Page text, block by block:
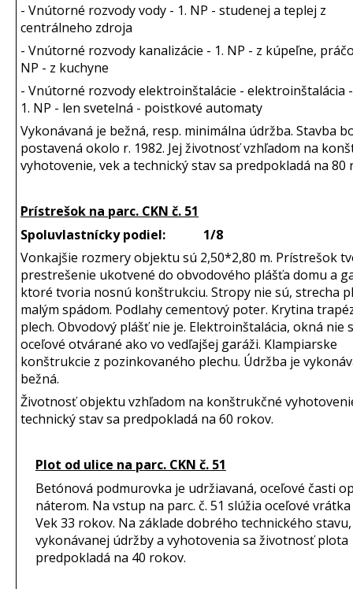
- Vnútorné rozvody vody - 1. NP - studenej a teplej z
centrálneho zdroja
- Vnútorné rozvody kanalizácie - 1. NP - z kúpeľne,
NP - z kuchyne
- Vnútorné rozvody elektroinštalácie - elektroinštalácia -
1. NP - len svetelná - poistkové automaty
Vykonávaná je bežná, resp. minimálna údržba. Stavba
postavená okolo r. 1982. Jej životnosť vzhľadom na
vyhotovenie, vek a technický stav sa predpokladá na 80
Prístrešok na parc. CKN č. 51
Spoluvlastnícky podiel: 1/8
Vonkajšie rozmery objektu sú 2,50*2,80 m. Prístrešok
prestrešenie ukotvené do obvodového plášťa domu a
ktoré tvoria nosnú konštrukciu. Stropy nie sú, strecha
malým spádom. Podlahy cementový poter. Krytina
plech. Obvodový plášť nie je. Elektroinštalácia, okná nie
oceľové otvárané ako vo vedľajšej garáži. Klampiarske
konštrukcie z pozinkovaného plechu. Údržba je
bežná.
Životnosť objektu vzhľadom na konštrukčné
technický stav sa predpokladá na 60 rokov.
Plot od ulice na parc. CKN č. 51
Betónová podmurovka je udržiavaná, oceľové časti
náterom. Na vstup na parc. č. 51 slúžia oceľové
Vek 33 rokov. Na základe dobrého technického stavu,
vykonávanej údržby a vyhotovenia sa životnosť plota
predpokladá na 40 rokov.